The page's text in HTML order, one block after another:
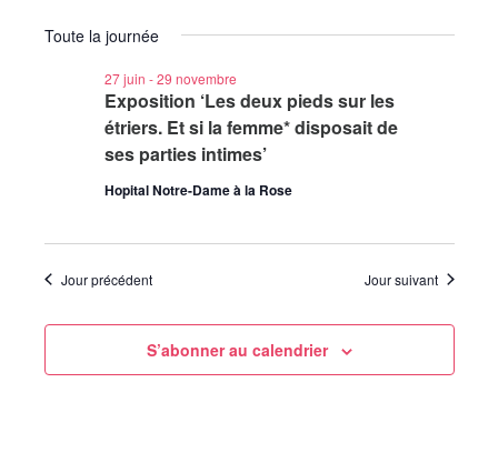
13
navigationvues
une
Toute la journée
Exposition ‘Les deux pieds sur les
étriers. Et si la femme* disposait de
ses parties intimes’
27 juin -29 novembre
Hopital Notre-Dame à la Rose
Jour précédent Jour suivant
S’abonner au calendrier